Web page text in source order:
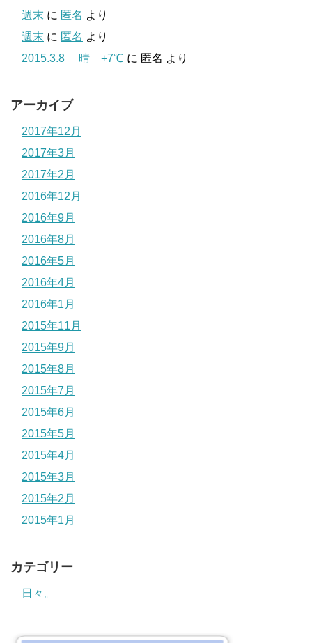
週末 に 匿名 より
週末 に 匿名 より
2015.3.8 晴 +7℃ に 匿名 より
アーカイブ
2017年12月
2017年3月
2017年2月
2016年12月
2016年9月
2016年8月
2016年5月
2016年4月
2016年1月
2015年11月
2015年9月
2015年8月
2015年7月
2015年6月
2015年5月
2015年4月
2015年3月
2015年2月
2015年1月
カテゴリー
日々。